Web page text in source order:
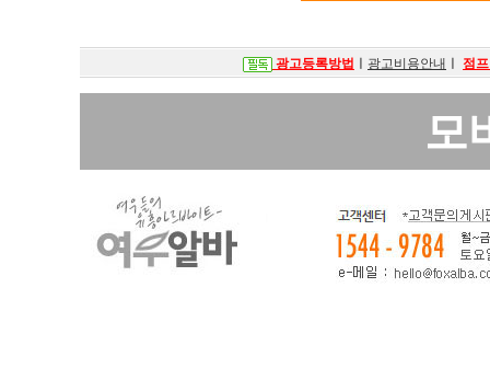
광고등록방법 광고비용안내 점
모